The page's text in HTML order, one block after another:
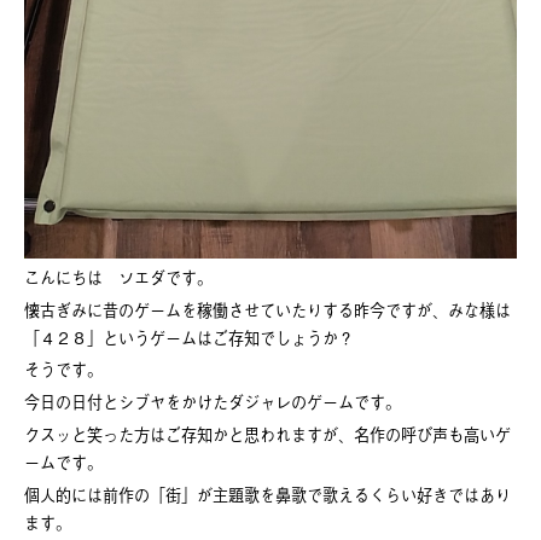
こんにちは ソエダです。
懐古ぎみに昔のゲームを稼働させていたりする昨今ですが、みな様は
「４２８」というゲームはご存知でしょうか？
そうです。
今日の日付とシブヤをかけたダジャレのゲームです。
クスッと笑った方はご存知かと思われますが、名作の呼び声も高いゲ
ームです。
個人的には前作の「街」が主題歌を鼻歌で歌えるくらい好きではあり
ます。